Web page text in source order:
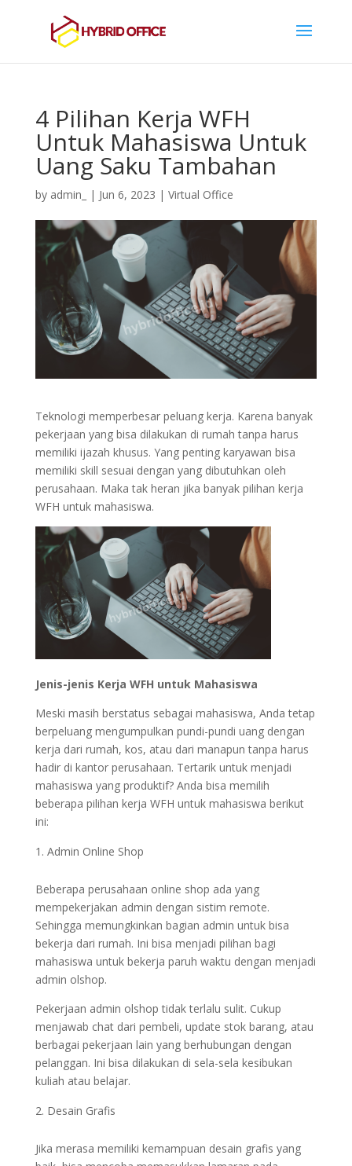
4 Pilihan Kerja WFH
Untuk Mahasiswa Untuk
Uang Saku Tambahan
by admin_ | Jun 6, 2023 | Virtual Office
Teknologi memperbesar peluang kerja. Karena banyak
pekerjaan yang bisa dilakukan di rumah tanpa harus
memiliki ijazah khusus. Yang penting karyawan bisa
memiliki skill sesuai dengan yang dibutuhkan oleh
perusahaan. Maka tak heran jika banyak pilihan kerja
WFH untuk mahasiswa.
Jenis-jenis Kerja WFH untuk Mahasiswa
Meski masih berstatus sebagai mahasiswa, Anda tetap
berpeluang mengumpulkan pundi-pundi uang dengan
kerja dari rumah, kos, atau dari manapun tanpa harus
hadir di kantor perusahaan. Tertarik untuk menjadi
mahasiswa yang produktif? Anda bisa memilih
beberapa pilihan kerja WFH untuk mahasiswa berikut
ini:
Admin Online Shop
Beberapa perusahaan online shop ada yang
mempekerjakan admin dengan sistim remote.
Sehingga memungkinkan bagian admin untuk bisa
bekerja dari rumah. Ini bisa menjadi pilihan bagi
mahasiswa untuk bekerja paruh waktu dengan menjadi
admin olshop.
Pekerjaan admin olshop tidak terlalu sulit. Cukup
menjawab chat dari pembeli, update stok barang, atau
berbagai pekerjaan lain yang berhubungan dengan
pelanggan. Ini bisa dilakukan di sela-sela kesibukan
kuliah atau belajar.
Desain Grafis
Jika merasa memiliki kemampuan desain grafis yang